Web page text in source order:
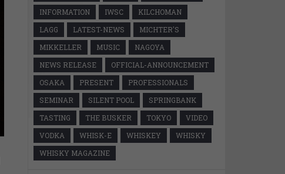
INFORMATION
IWSC
KILCHOMAN
LAGG
LATEST-NEWS
MICHTER'S
MIKKELLER
MUSIC
NAGOYA
NEWS RELEASE
OFFICIAL-ANNOUNCEMENT
OSAKA
PRESENT
PROFESSIONALS
SEMINAR
SILENT POOL
SPRINGBANK
TASTING
THE BUSKER TOKYO
VIDEO
VODKA
WHISK-E WHISKEY
WHISKY
WHISKY MAGAZINE